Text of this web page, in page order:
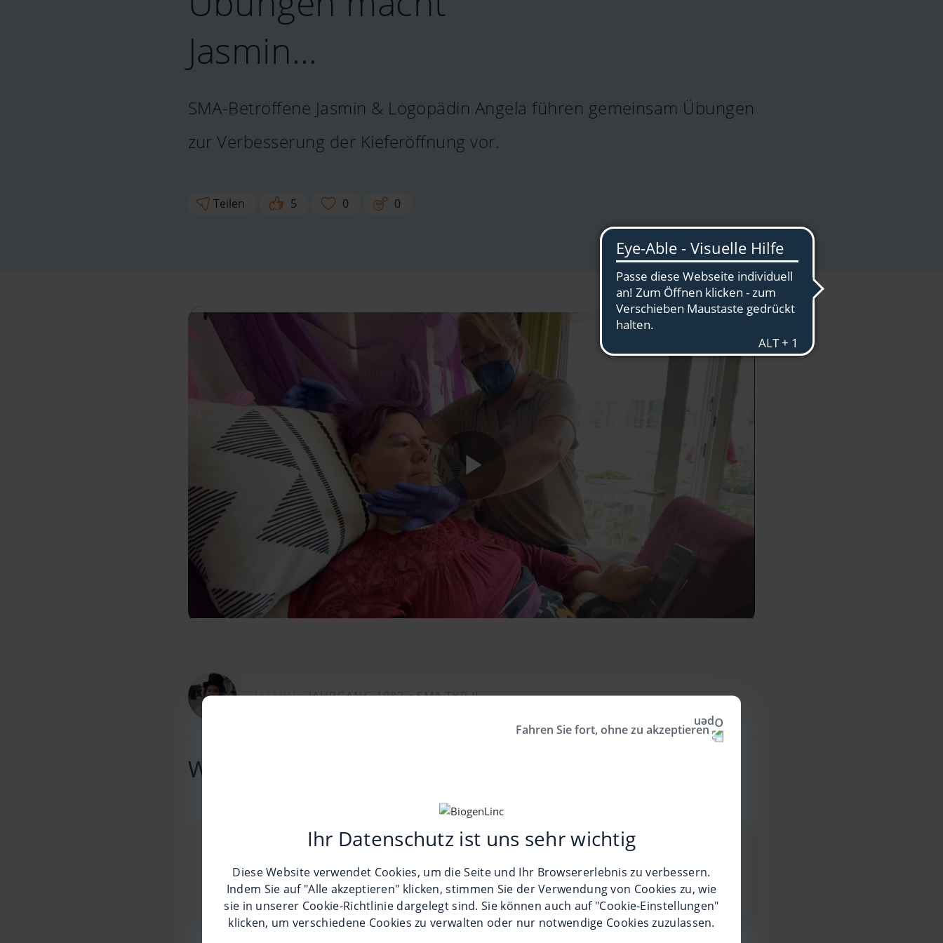
Ihr Datenschutz ist uns sehr wichtig
Diese Website verwendet Cookies, um die Seite und Ihr Browsererlebnis zu verbessern.
Indem Sie auf "Alle akzeptieren" klicken, stimmen Sie der Verwendung von Cookies zu, wie
sie in unserer Cookie-Richtliniedargelegt sind. Sie können auch auf "Cookie-Einstellungen"
klicken, um verschiedene Cookies zu verwalten oder nur notwendige Cookies zuzulassen.
Fahren Sie fort, ohne zu akzeptieren
Jasmin…
SMA-Betroffene Jasmin & Logopädin Angela führen gemeinsam Übungen
zur Verbesserung der Kieferöffnung vor.
Teilen 5 0 0
Play
Video
JASMIN • JAHRGANG 1982 • SMA TYP II
Weitere Beiträge der Serie
Logopädie – Schlucken & Sprechen